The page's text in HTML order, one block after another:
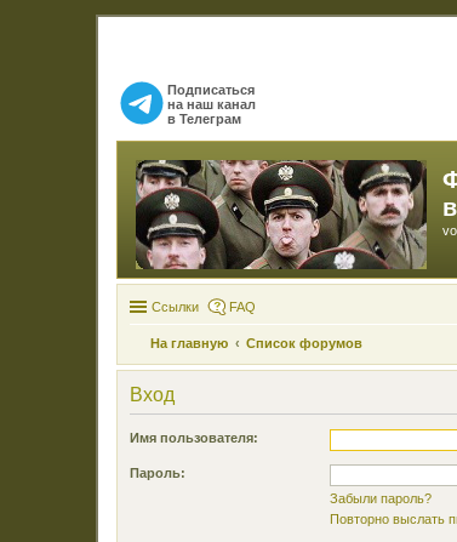
Подписаться
на наш канал
в Телеграм
Ссылки FAQ
На главную Список форумов
Вход
Имя пользователя:
Пароль:
Забыли пароль?
Повторно выслать